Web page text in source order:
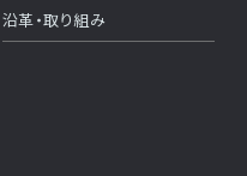
沿革・取り組み